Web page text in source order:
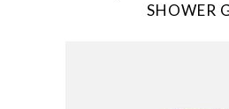
SHOWER